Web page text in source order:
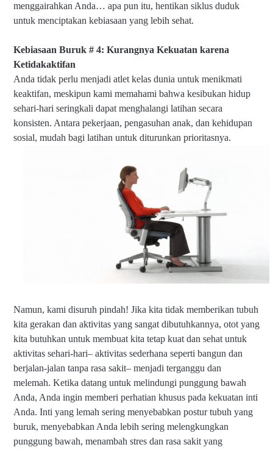
menggairahkan Anda… apa pun itu, hentikan siklus duduk
untuk menciptakan kebiasaan yang lebih sehat.
Kebiasaan Buruk # 4: Kurangnya Kekuatan karena
Ketidakaktifan
Anda tidak perlu menjadi atlet kelas dunia untuk menikmati
keaktifan, meskipun kami memahami bahwa kesibukan hidup
sehari-hari seringkali dapat menghalangi latihan secara
konsisten. Antara pekerjaan, pengasuhan anak, dan kehidupan
sosial, mudah bagi latihan untuk diturunkan prioritasnya.
Namun, kami disuruh pindah! Jika kita tidak memberikan tubuh
kita gerakan dan aktivitas yang sangat dibutuhkannya, otot yang
kita butuhkan untuk membuat kita tetap kuat dan sehat untuk
aktivitas sehari-hari– aktivitas sederhana seperti bangun dan
berjalan-jalan tanpa rasa sakit– menjadi terganggu dan
melemah. Ketika datang untuk melindungi punggung bawah
Anda, Anda ingin memberi perhatian khusus pada kekuatan inti
Anda. Inti yang lemah sering menyebabkan postur tubuh yang
buruk, menyebabkan Anda lebih sering melengkungkan
punggung bawah, menambah stres dan rasa sakit yang